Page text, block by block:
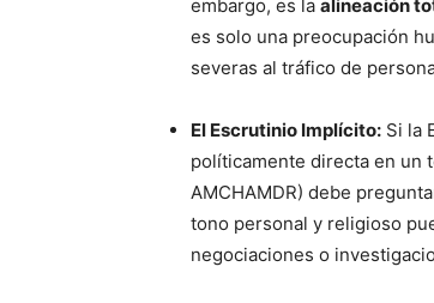
embargo, es la alineación
es solo una preocupación
severas al tráfico de
El Escrutinio Implícito: Si la
políticamente directa en un
AMCHAMDR) debe
tono personal y religioso
negociaciones o